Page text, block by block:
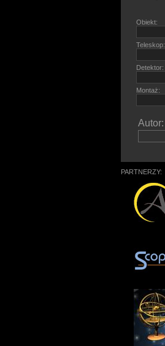
Obiekt:
Teleskop:
Detektor:
Montaż:
Autor:
PARTNERZY: